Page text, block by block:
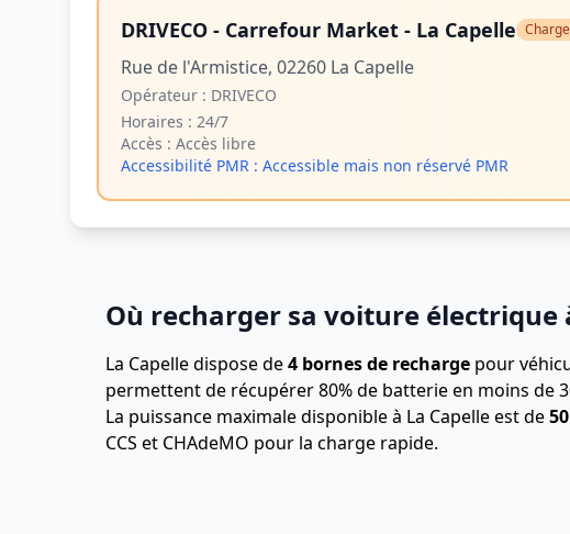
DRIVECO - Carrefour Market - La Capelle
Rue de l'Armistice, 02260 La Capelle
Opérateur : DRIVECO
Horaires : 24/7
Accès : Accès libre
Accessibilité PMR : Accessible mais non réservé PMR
Où recharger sa voiture électrique
La Capelle dispose de4 bornes de recharge pour
permettent de récupérer 80% de batterie en moins de
La puissance maximale disponible à La Capelle est de
CCS et CHAdeMO pour la charge rapide.